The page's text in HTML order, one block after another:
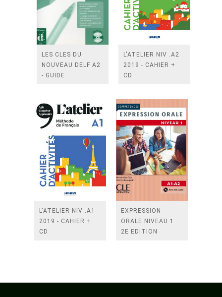
LES CLES DU
NOUVEAU DELF A2
- GUIDE
L'ATELIER NIV .A2
2019 - CAHIER +
CD
L'ATELIER NIV .A1
2019 - CAHIER +
CD
EXPRESSION
ORALE NIVEAU 1
2E EDITION